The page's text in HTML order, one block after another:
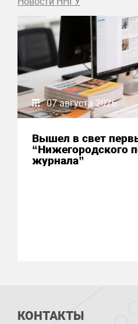
07 августа 2026
Вышел в свет
“Нижегородского
журнала”
КОНТАКТЫ